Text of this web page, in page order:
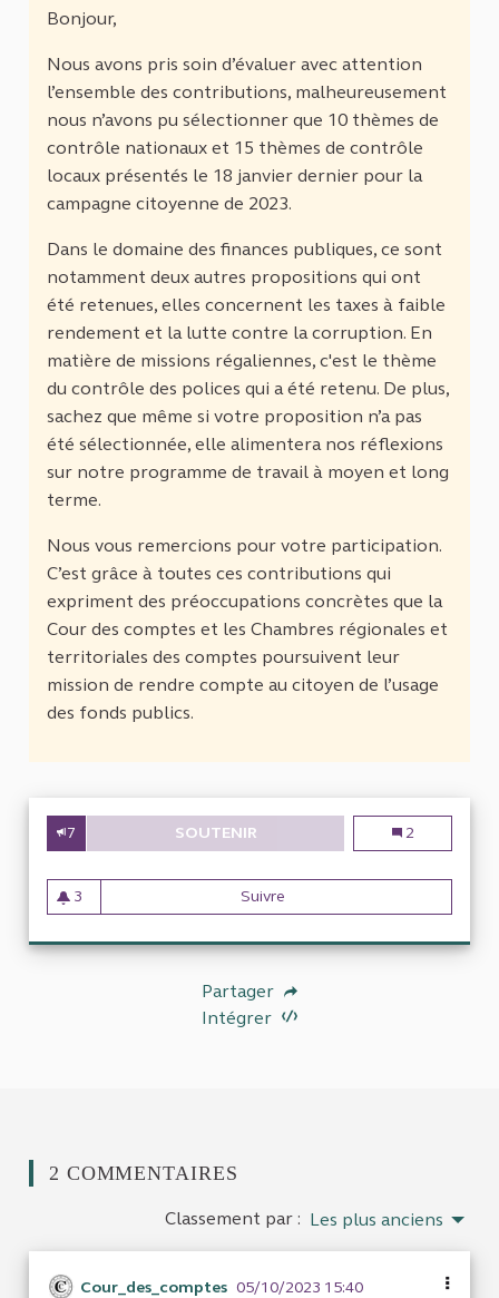
Bonjour,
Nous avons pris soin d’évaluer avec attention
l’ensemble des contributions, malheureusement
nous n’avons pu sélectionner que 10 thèmes de
contrôle nationaux et 15 thèmes de contrôle
locaux présentés le 18 janvier dernier pour la
campagne citoyenne de 2023.
Dans le domaine des finances publiques, ce sont
notamment deux autres propositions qui ont
été retenues, elles concernent les taxes à faible
rendement et la lutte contre la corruption. En
matière de missions régaliennes, c'est le thème
du contrôle des polices qui a été retenu. De plus,
sachez que même si votre proposition n’a pas
été sélectionnée, elle alimentera nos réflexions
sur notre programme de travail à moyen et long
terme.
Nous vous remercions pour votre participation.
C’est grâce à toutes ces contributions qui
expriment des préoccupations concrètes que la
Cour des comptes et les Chambres régionales et
territoriales des comptes poursuivent leur
mission de rendre compte au citoyen de l’usage
des fonds publics.
7 SOUTENIR LE FINANCEMENT DES
Le
2
3
3 abonnés
Suivre
Partager
Intégrer
2 COMMENTAIRES
Classement par : Les plus anciens
Cour_des_comptes 05/10/2023 15:40